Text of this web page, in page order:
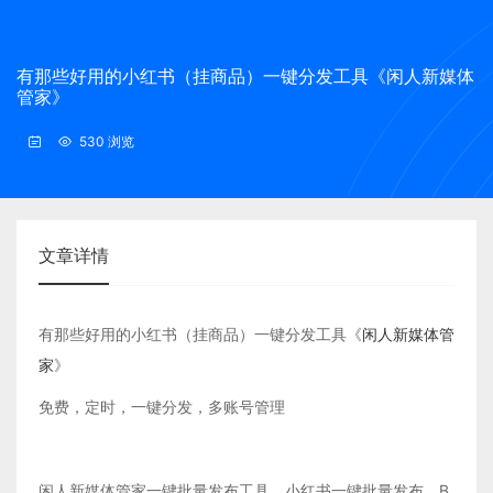
有那些好用的小红书（挂商品）一键分发工具《闲人新媒体
管家》
530 浏览
文章详情
有那些好用的小红书（挂商品）一键分发工具《闲人新媒体管
家》
免费，定时，一键分发，多账号管理